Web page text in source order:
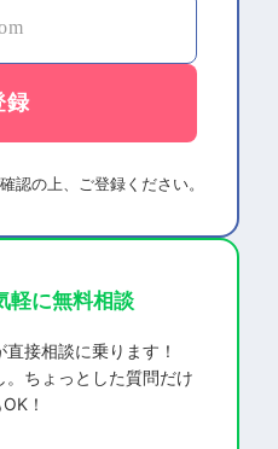
認の上、ご登録ください。
軽に無料相談
接相談に乗ります！
。ちょっとした質問だけ
！